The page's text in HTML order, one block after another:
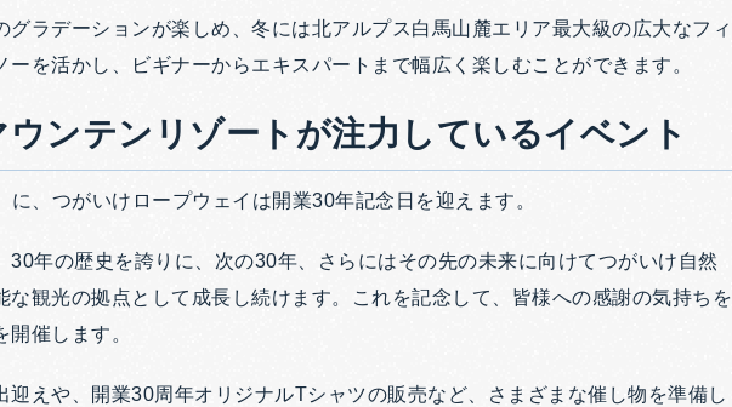
グラデーションが楽しめ、冬には北アルプス白馬山麓エリア最大級の広大なフィ
ーを活かし、ビギナーからエキスパートまで幅広く楽しむことができます。
ンテンリゾートが注力しているイベント
、つがいけロープウェイは開業30年記念日を迎えます。
30年の歴史を誇りに、次の30年、さらにはその先の未来に向けてつがいけ自然
な観光の拠点として成長し続けます。これを記念して、皆様への感謝の気持ちを
催します。
迎えや、開業30周年オリジナルTシャツの販売など、さまざまな催し物を準備し